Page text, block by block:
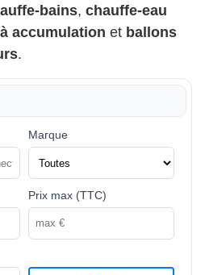
bains, chauffe-eau
accumulation et ballons
.
Marque
Prix max (TTC)